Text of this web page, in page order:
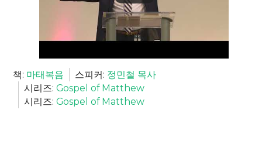
책: 마태복음 스피커: 정민철 목사
시리즈: Gospel of Matthew
시리즈: Gospel of Matthew